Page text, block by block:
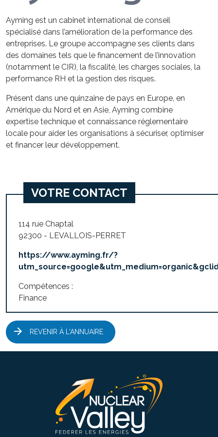
Ayming est un cabinet international de conseil
spécialisé dans l’amélioration de la performance des
entreprises. Le groupe accompagne ses clients dans
des domaines tels que le financement de l’innovation
(notamment le CIR), la fiscalité, les charges sociales, la
performance RH et la gestion des risques.
Présent dans une quinzaine de pays en Europe, en
Amérique du Nord et en Asie, Ayming combine
expertise technique et connaissance réglementaire
locale pour aider les organisations à sécuriser, optimiser
et financer leur développement.
VOTRE CONTACT
114 rue Chaptal
92300 - LEVALLOIS-PERRET
https://www.ayming.fr/?
Compétences :
Finance
REVENIR À L'ANNUAIRE